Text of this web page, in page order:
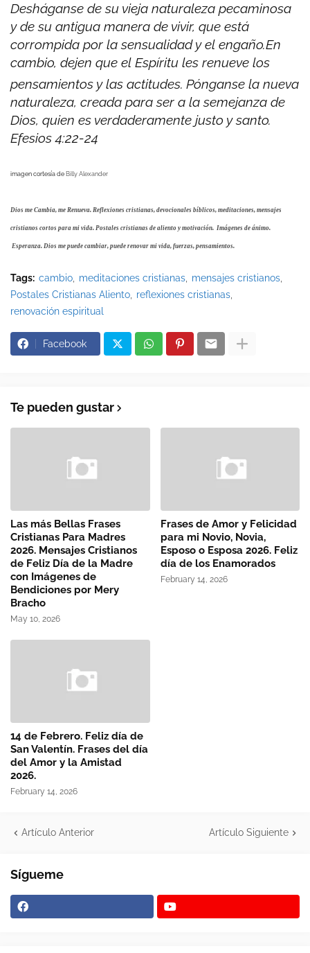
Desháganse de su vieja naturaleza pecaminosa
y de su antigua manera de vivir, que está
corrompida por la sensualidad y el engaño.En
cambio, dejen que el Espíritu les renueve los
pensamientos y las actitudes. Pónganse la nueva
naturaleza, creada para ser a la semejanza de
Dios, quien es verdaderamente justo y santo.
Efesios 4:22-24
imagen cortesía de Billy Alexander
Dios me Cambia, me Renueva. Reflexiones cristianas, devocionales bíblicos, meditaciones, mensajes
cristianos cortos para mi vida. Postales cristianas de aliento y motivación. Imágenes de ánimo.
Esperanza. Dios me puede cambiar, puede renovar mi vida, fuerzas, pensamientos.
Tags: cambio meditaciones cristianas
mensajes cristianos
Postales Cristianas Aliento
reflexiones cristianas
renovación espiritual
Facebook
Te pueden gustar
Las más Bellas Frases
Cristianas Para Madres
2026. Mensajes Cristianos
de Feliz Día de la Madre
con Imágenes de
Bendiciones por Mery
Bracho
May 10, 2026
Frases de Amor y Felicidad
para mi Novio, Novia,
Esposo o Esposa 2026. Feliz
día de los Enamorados
February 14, 2026
14 de Febrero. Feliz día de
San Valentín. Frases del día
del Amor y la Amistad
2026.
February 14, 2026
Artículo Anterior Artículo Siguiente
Sígueme